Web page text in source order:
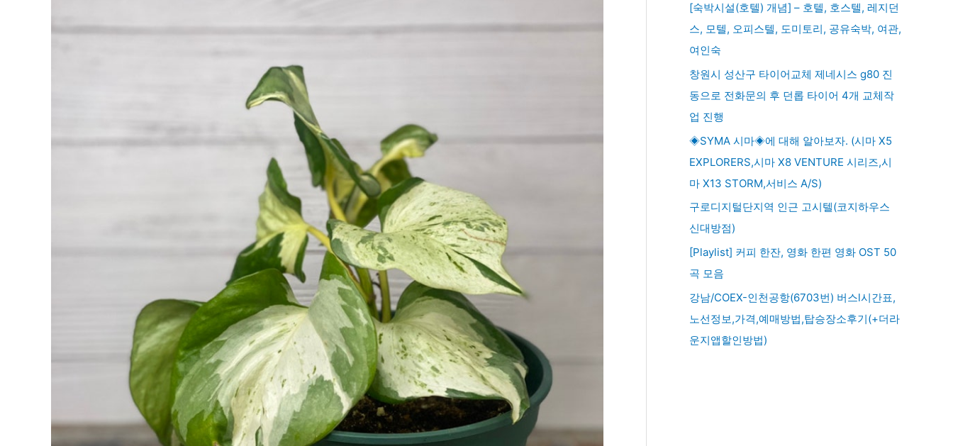
[숙박시설(호텔) 개념] – 호텔, 호스텔, 레지던
스, 모텔, 오피스텔, 도미토리, 공유숙박, 여관,
여인숙
창원시 성산구 타이어교체 제네시스 g80 진
동으로 전화문의 후 던롭 타이어 4개 교체작
업 진행
◈SYMA 시마◈에 대해 알아보자. (시마 X5
EXPLORERS,시마 X8 VENTURE 시리즈,시
마 X13 STORM,서비스 A/S)
구로디지털단지역 인근 고시텔(코지하우스
신대방점)
[Playlist] 커피 한잔, 영화 한편 영화 OST 50
곡 모음
강남/COEX-인천공항(6703번) 버스l시간표,
노선정보,가격,예매방법,탑승장소후기(+더라
운지앱할인방법)